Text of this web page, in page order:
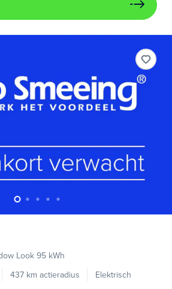
Look 95 kWh
437 km actieradius
Elektrisch